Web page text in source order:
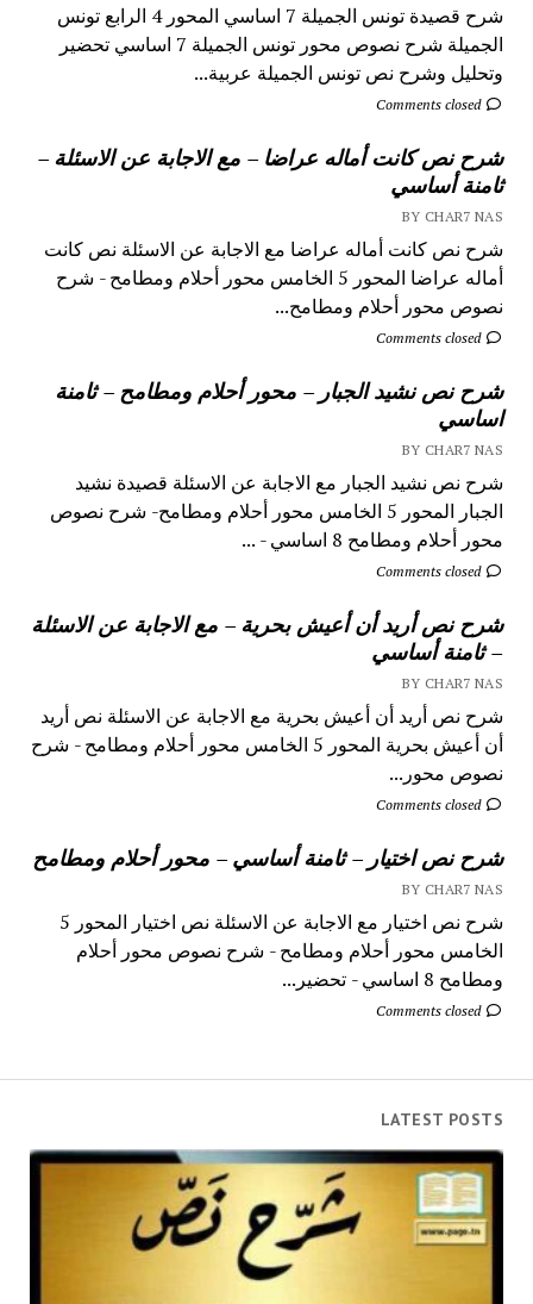
شرح قصيدة تونس الجميلة 7 اساسي المحور 4 الرابع تونس
الجميلة شرح نصوص محور تونس الجميلة 7 اساسي تحضير
وتحليل وشرح نص تونس الجميلة عربية...
Comments closed
شرح نص كانت أماله عراضا – مع الاجابة عن الاسئلة –
ثامنة أساسي
BY CHAR7 NAS
شرح نص كانت أماله عراضا مع الاجابة عن الاسئلة نص كانت
أماله عراضا المحور 5 الخامس محور أحلام ومطامح - شرح
نصوص محور أحلام ومطامح...
Comments closed
شرح نص نشيد الجبار – محور أحلام ومطامح – ثامنة
اساسي
BY CHAR7 NAS
شرح نص نشيد الجبار مع الاجابة عن الاسئلة قصيدة نشيد
الجبار المحور 5 الخامس محور أحلام ومطامح- شرح نصوص
محور أحلام ومطامح 8 اساسي - ...
Comments closed
شرح نص أريد أن أعيش بحرية – مع الاجابة عن الاسئلة
– ثامنة أساسي
BY CHAR7 NAS
شرح نص أريد أن أعيش بحرية مع الاجابة عن الاسئلة نص أريد
أن أعيش بحرية المحور 5 الخامس محور أحلام ومطامح - شرح
نصوص محور...
Comments closed
شرح نص اختيار – ثامنة أساسي – محور أحلام ومطامح
BY CHAR7 NAS
شرح نص اختيار مع الاجابة عن الاسئلة نص اختيار المحور 5
الخامس محور أحلام ومطامح - شرح نصوص محور أحلام
ومطامح 8 اساسي - تحضير...
Comments closed
LATEST POSTS